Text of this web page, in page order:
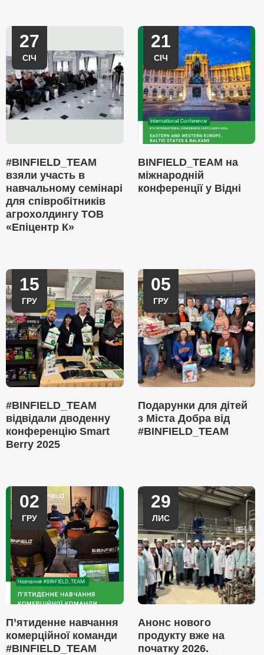
27
СІЧ
#BINFIELD_TEAM
взяли участь в
навчальному семінарі
для співробітників
агрохолдингу ТОВ
«Епіцентр К»
21
СІЧ
BINFIELD_TEAM на
міжнародній
конференції у Відні
15
ГРУ
#BINFIELD_TEAM
відвідали дводенну
конференцію Smart
Berry 2025
05
ГРУ
Подарунки для дітей
з Міста Добра від
#BINFIELD_TEAM
02
ГРУ
П’ятиденне навчання
комерційної команди
#BINFIELD_TEAM
29
ЛИС
Анонс нового
продукту вже на
початку 2026.